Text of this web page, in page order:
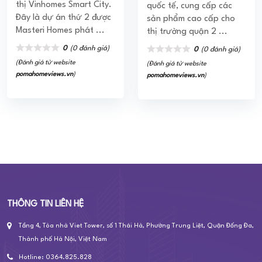
sản phẩm - dịch vụ BĐS thuộc phân khúc cao cấp hàng
đầu tại thị trường Việt Nam cũng như quốc tế.
Masterise Homes đã không ngừng áp dụng các tiêu
chuẩn quốc tế vào trong quá trình hình thành, phát triển
thị Vinhomes Smart City.
Đây là dự án thứ 2 được
Masteri Homes phát ...
0 (0 đánh giá)
(Đánh giá từ website
pomahomeviews.vn)
quốc tế, cung cấp các
sản phẩm cao cấp cho
thị trường quận 2 ...
0 (0 đánh giá)
(Đánh giá từ website
pomahomeviews.vn)
THÔNG TIN LIÊN HỆ
Tầng 4, Tòa nhà Viet Tower, số 1 Thái Hà, Phường Trung Liệt, Quận Đống Đa,
Thành phố Hà Nội, Việt Nam
Hotline: 0364.825.828